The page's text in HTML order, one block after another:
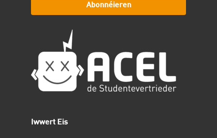
Abonnéieren
Iwwert Eis